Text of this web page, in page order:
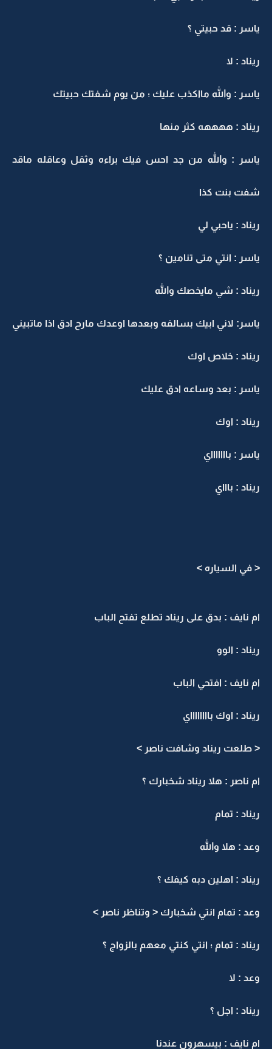
ياسر : قد حبيتي ؟
ريناد : لا
ياسر : والله مااكذب عليك ؛ من يوم شفتك حبيتك
ريناد : ههههه كثر منها
ياسر : والله من جد احس فيك براءه وثقل وعاقله ماقد
شفت بنت كذا
ريناد : ياحبي لي
ياسر : انتي متى تنامين ؟
ريناد : شي مايخصك والله
ياسر: لاني ابيك بسالفه وبعدها اوعدك مارح ادق اذا ماتبيني
ريناد : خلاص اوك
ياسر : بعد وساعه ادق عليك
ريناد : اوك
ياسر : باااااااي
ريناد : باااي
< في السياره >
ام نايف : بدق على ريناد تطلع تفتح الباب
ريناد : الوو
ام نايف : افتحي الباب
ريناد : اوك بااااااااي
< طلعت ريناد وشافت ناصر >
ام ناصر : هلا ريناد شخبارك ؟
ريناد : تمام
وعد : هلا والله
ريناد : اهلين دبه كيفك ؟
وعد : تمام انتي شخبارك < وتناظر ناصر >
ريناد : تمام ؛ انتي كنتي معهم بالزواج ؟
وعد : لا
ريناد : اجل ؟
ام نايف : بيسهرون عندنا